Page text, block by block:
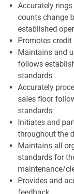
Accurately
counts change
established
Promotes
Maintains and
follows
standards
Accurately
sales floor
standards
Initiates and
throughout the
Maintains all
standards for
maintenance/
Provides and
feedback